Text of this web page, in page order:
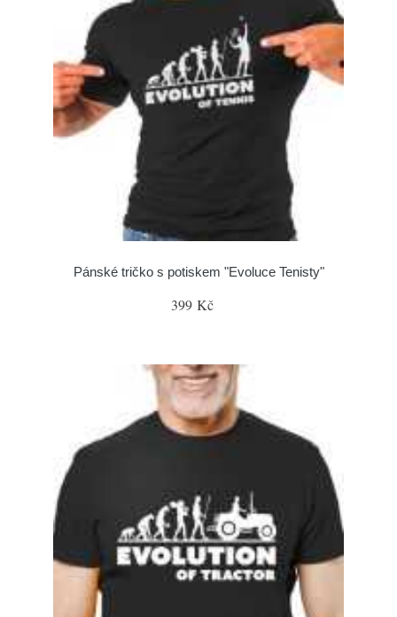
Pánské tričko s potiskem "Evoluce Tenisty"
399 Kč